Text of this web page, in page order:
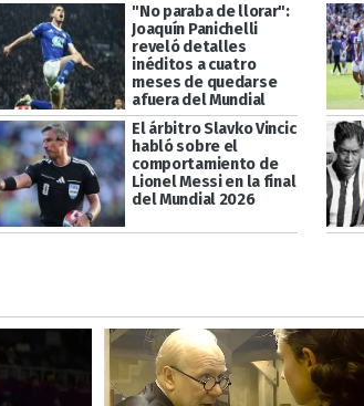
"No paraba de llorar":
Joaquín Panichelli
reveló detalles
inéditos a cuatro
meses de quedarse
afuera del Mundial
El árbitro Slavko Vincic
habló sobre el
comportamiento de
Lionel Messi en la final
del Mundial 2026